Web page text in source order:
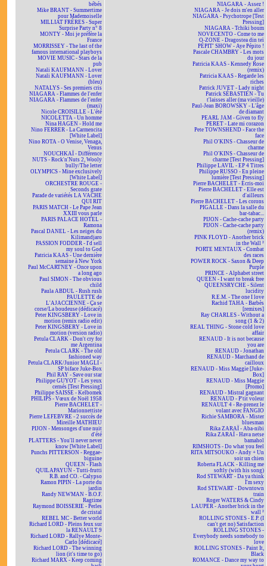
bébés
Mike BRANT - Summertime
pour Mademoiselle
MILLIAT FRÈRES - Super
Surprise Party n° 8
MONTY - Moi je préfère la
France
MORRISSEY - The last of the
famous international playboys
MOVIE MUSIC - Stars de la
pub
Natali KAUFMANN - Lover
Natali KAUFMANN - Lover
(bleu)
NATALYS - Ses premiers cris
NIAGARA - Flammes de l'enfer
NIAGARA - Flammes de l'enfer
(maxi)
Nicole CROISILLE - L'été
NICOLETTA - Un homme
Nina HAGEN - Hold me
Nino FERRER - La Carmencita
[White Label]
Nino ROTA - O Venise, Venaga,
Venus
NOUCHKAÏ - Différence
NUTS - Rock'n'Nuts 2, Wooly
bully/The letter
OLYMPICS - Mine exclusively
[White Label]
ORCHESTRE ROUGE -
Seconds grate
Parade de variétés LA VACHE
QUI RIT
PARIS MATCH - Le Pape Jean
XXIII vous parle
PARIS PALACE HOTEL -
Ramona
Pascal DANEL - Les neiges du
Kilimandjaro
PASSION FODDER - I'd sell
my soul to God
Patricia KAAS - Une dernière
semaine à New York
Paul McCARTNEY - Once upon
a long ago
Paul SIMON - The obvious
child
Paula ABDUL - Rush rush
PAULETTE de
L'AJACCIENNE - Ça se
corse/La boudeuse (dédicacé)
Peter KINGSBERY - Love in
motion (remix radio edit)
Peter KINGSBERY - Love in
motion (version radio)
Petula CLARK - Don't cry for
me Argentina
Petula CLARK - The old
fashioned way
Petula CLARK/Junior MAGLI -
SP biface Juke-Box
Phil RAY - Save our star
Philippe GUYOT - Les yeux
cernés [Test Pressing]
Philippe SAISSE - Kelbomek
PHILIPS - Vœux de Noël 1958
Pierre BACHELET -
Marionnettiste
Pierre LEFEBVRE - 2 succès de
Mireille MATHIEU
PIJON - Mensonges d'une nuit
d'été
PLATTERS - You'll never never
know [White Label]
Punchs PITTERSON - Reggae-
biguine
QUEEN - Flash
QUILAPAYUN - Tutti-frutti
R.B. and CO. - Calypso
Ramon PIPIN - La porte du
jardin
Randy NEWMAN - B.O.F.
Ragtime
Raymond BOISSERIE - Perles
de cristal
REBEL MC - Better world
Richard LORD - Pleins feux sur
la RENAULT 9
Richard LORD - Rallye Monte-
Carlo [dédicacé]
Richard LORD - The winning
lion (it's time to go)
Richard MARX - Keep coming
NIAGARA - Assez !
NIAGARA - Je dois m'en aller
NIAGARA - Psychotrope [Test
Pressing]
NIAGARA - Tchiki boum
NOVECENTO - Come to me
O-ZONE - Dragostea din teï
PÉPIT' SHOW - Aye Pépito !
Pascale CHAMBRY - Les mots
du jour
Patricia KAAS - Kennedy Rose
(remix)
Patricia KAAS - Regarde les
riches
Patrick JUVET - Lady night
Patrick SÉBASTIEN - Tu
t'laisses aller (ma vieille)
Paul-Jean BOROWSKY - L'âge
de diamant
PEARL JAM - Given to fly
PERET - Late mi corazon
Pete TOWNSHEND - Face the
face
Phil O'KINS - Chasseur de
charme
Phil O'KINS - Chasseur de
charme [Test Pressing]
Philippe LAVIL - EP 4 Titres
Philippe RUSSO - En pleine
lumière [Test Pressing]
Pierre BACHELET - Écris-moi
Pierre BACHELET - Elle est
d'ailleurs
Pierre BACHELET - Les corons
PIGALLE - Dans la salle du
bar-tabac...
PIJON - Cache-cache party
PIJON - Cache-cache party
(remix)
PINK FLOYD - Another brick
in the Wall ²
PORTE MENTAUX - Combat
des races
POWER ROCK - Saxon & Deep
Purple
PRINCE - Alphabet street
QUEEN - I want to break free
QUEENSRYCHE - Silent
lucidity
R.E.M. - The one I love
Rachid TAHA - Barbès
[remixes]
Ray CHARLES - Without a
song (1 & 2)
REAL THING - Stone cold love
affair
RENAUD - It is not because
you are
RENAUD - Jonathan
RENAUD - Marchand de
cailloux
RENAUD - Miss Maggie [Juke-
Box]
RENAUD - Miss Maggie
[Promo]
RENAUD - Mistral gagnant
RENAUD - P'tit voleur
RENAULT 4 - Re-prenez le
volant avec FANGIO
Richie SAMBORA - Mister
bluesman
Rika ZARAÏ - Aba-nibi
Rika ZARAÏ - Hava netse
bamahol
RIMSHOTS - Do what you feel
RITA MITSOUKO - Andy + Un
soir un chien
Roberta FLACK - Killing me
softly (with his song)
Rod STEWART - Da ya think
I'm sexy
Rod STEWART - Downtown
train
Roger WATERS & Cindy
LAUPER - Another brick in the
wall ²
ROLLING STONES - E.P. (I
can't get no) Satisfaction
ROLLING STONES -
Everybody needs somebody to
love
ROLLING STONES - Paint It,
Black
ROMANCE - Dance my way to